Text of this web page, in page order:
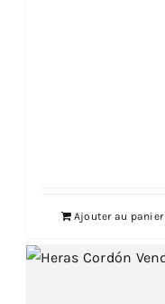
Ajouter au panier